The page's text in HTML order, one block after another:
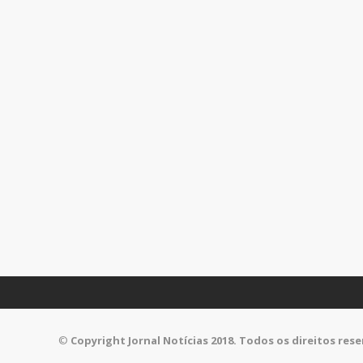
© Copyright Jornal Notícias 2018. Todos os direitos